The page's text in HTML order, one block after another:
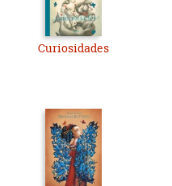
Curiosidades